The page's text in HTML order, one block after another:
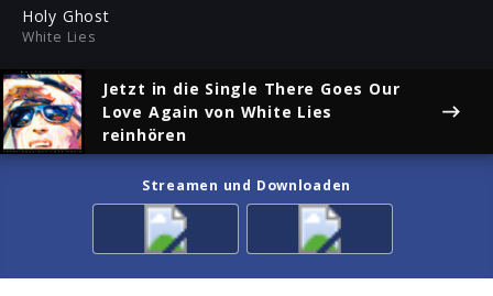
Holy Ghost
White Lies
Jetzt in die Single There Goes Our
Love Again von White Lies
reinhören
Streamen und Downloaden